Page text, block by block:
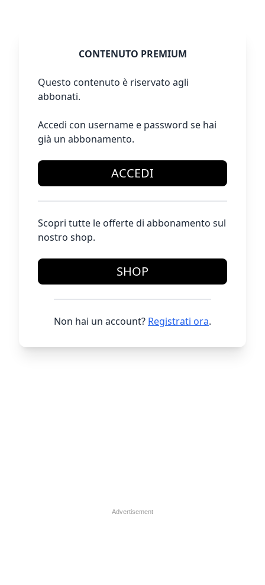
CONTENUTO PREMIUM
Questo contenuto è riservato agli
abbonati.
Accedi con username e password se hai
già un abbonamento.
ACCEDI
Scopri tutte le offerte di abbonamento sul
nostro shop.
SHOP
Non hai un account? Registrati ora.